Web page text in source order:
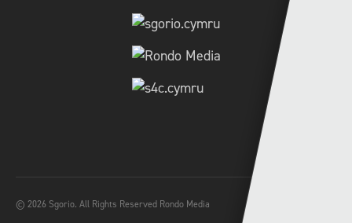
© 2026 Sgorio. All Rights Reserved Rondo Media